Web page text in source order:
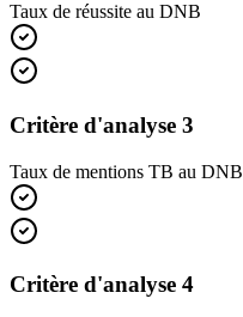
Taux de réussite au DNB
Critère d'analyse 3
Taux de mentions TB au DNB
Critère d'analyse 4